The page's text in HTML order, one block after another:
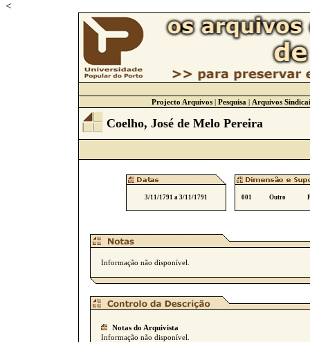
<
Projecto Arquivos| Pesquisa | Arquivos
Coelho, José de Melo Pereira
3/11/1791 a 3/11/1791 001 Outro
Informação não disponível.
Notas do Arquivista
Informação não disponível.